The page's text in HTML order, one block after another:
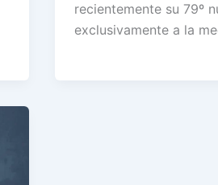
recientemente su 79º
exclusivamente a la